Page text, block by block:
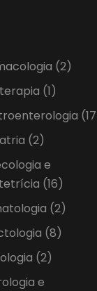
(2)
(1)
(2)
e
(16)
(2)
(8)
(2)
e